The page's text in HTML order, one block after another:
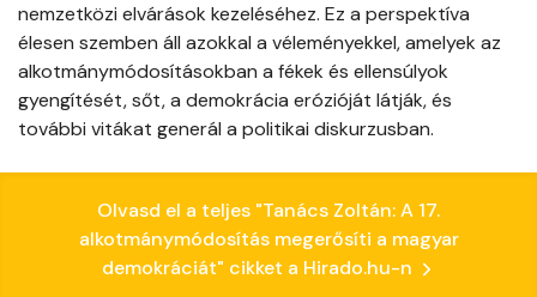
nemzetközi elvárások kezeléséhez. Ez a perspektíva
élesen szemben áll azokkal a véleményekkel, amelyek az
alkotmánymódosításokban a fékek és ellensúlyok
gyengítését, sőt, a demokrácia erózióját látják, és
további vitákat generál a politikai diskurzusban.
Olvasd el a teljes "Tanács Zoltán: A 17.
alkotmánymódosítás megerősíti a magyar
demokráciát" cikket a Hirado.hu-n